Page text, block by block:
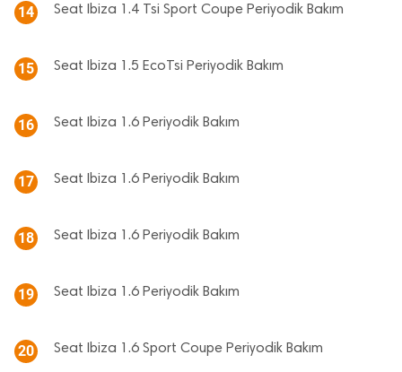
14 Seat Ibiza 1.4 Tsi Sport Coupe Periyodik Bakım
15 Seat Ibiza 1.5 EcoTsi Periyodik Bakım
16 Seat Ibiza 1.6 Periyodik Bakım
17 Seat Ibiza 1.6 Periyodik Bakım
18 Seat Ibiza 1.6 Periyodik Bakım
19 Seat Ibiza 1.6 Periyodik Bakım
20 Seat Ibiza 1.6 Sport Coupe Periyodik Bakım